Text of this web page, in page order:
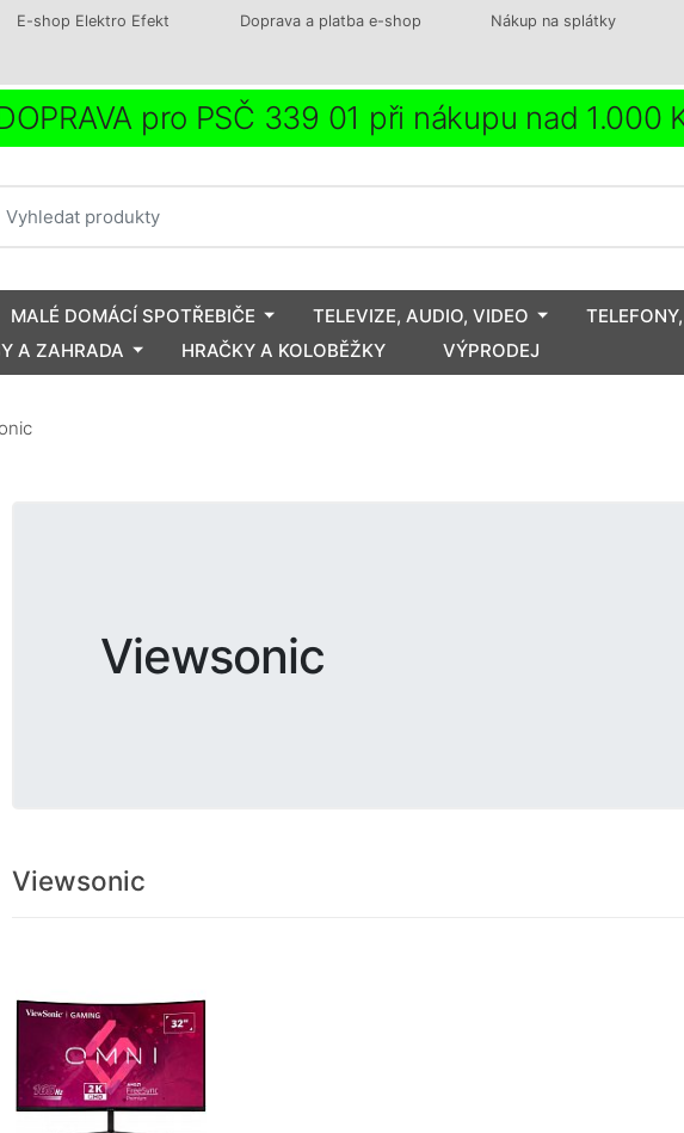
E-shop Elektro Efekt Doprava a platba e-shop Nákup na splátky
pro PSČ 339 01 při nákupu nad 1.000
MALÉ DOMÁCÍ SPOTŘEBIČE TELEVIZE, AUDIO, VIDEO
A ZAHRADA HRAČKY A KOLOBĚŽKY VÝPRODEJ
Viewsonic
Viewsonic